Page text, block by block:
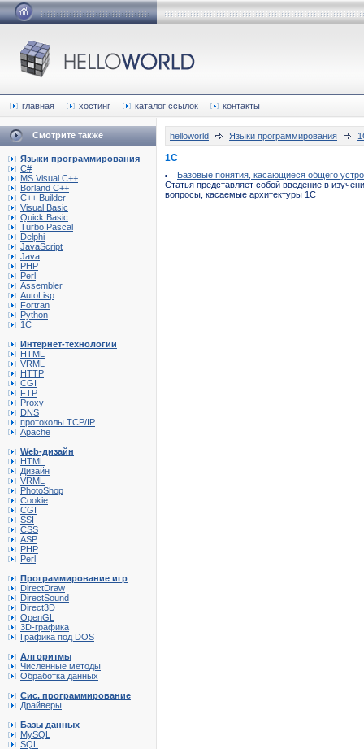
главная хостинг каталог ссылок контакты
Смотрите также
Языки программирования
C#
MS Visual C++
Borland C++
C++ Builder
Visual Basic
Quick Basic
Turbo Pascal
Delphi
JavaScript
Java
PHP
Perl
Assembler
AutoLisp
Fortran
Python
1C
Интернет-технологии
HTML
VRML
HTTP
CGI
FTP
Proxy
DNS
протоколы TCP/IP
Apache
Web-дизайн
HTML
Дизайн
VRML
PhotoShop
Cookie
CGI
SSI
CSS
ASP
PHP
Perl
Программирование игр
DirectDraw
DirectSound
Direct3D
OpenGL
3D-графика
Графика под DOS
Алгоритмы
Численные методы
Обработка данных
Сис. программирование
Драйверы
Базы данных
MySQL
SQL
helloworld Языки программирования
1C
Базовые понятия, касающиеся общего
Статья представляет собой введение в
вопросы, касаемые архитектуры 1С